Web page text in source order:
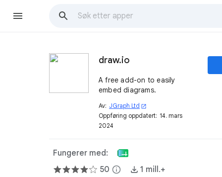
draw.io
A free add-on to easily
embed diagrams.
Av: JGraph Ltd open_in_new
Oppføring oppdatert: 14. mars
2024
Fungerer med:
50 info 1 mill.+